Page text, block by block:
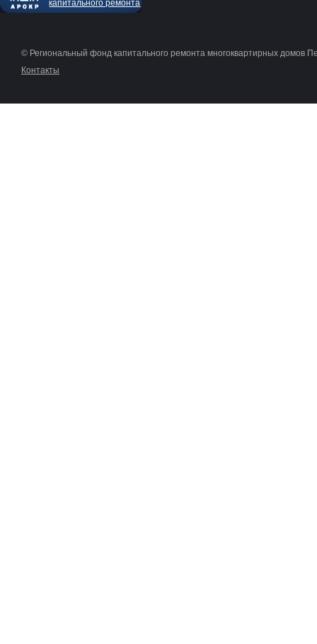
капитального ремонта
© Региональный фонд капитального ремонта многоквартирных домов
Контакты